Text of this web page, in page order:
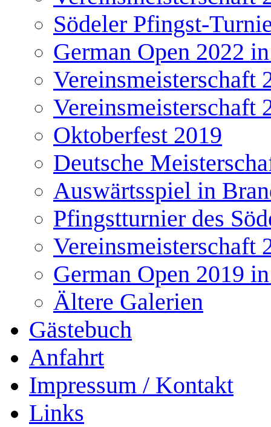
Södeler Pfingst-
German Open 2022
Vereinsmeisterschaft
Vereinsmeisterschaft
Oktoberfest 2019
Deutsche
Auswärtsspiel in
Pfingstturnier des
Vereinsmeisterschaft
German Open 2019
Ältere Galerien
Gästebuch
Anfahrt
Impressum / Kontakt
Links